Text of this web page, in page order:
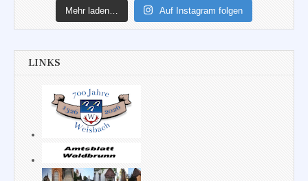
Mehr laden… Auf Instagram folgen
LINKS